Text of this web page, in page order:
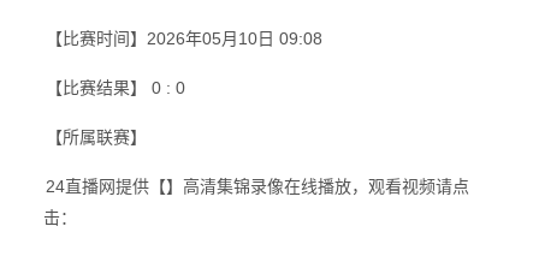
【比赛时间】2026年05月10日 09:08
【比赛结果】 0 : 0
【所属联赛】
24直播网提供【】高清集锦录像在线播放，观看视频请点
击：